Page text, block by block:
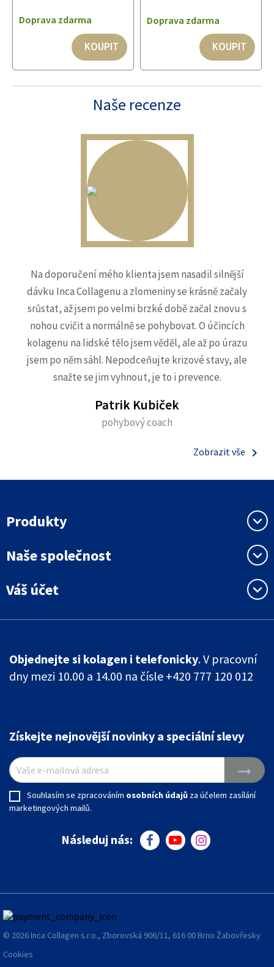
Doprava zdarma
KOUPIT
Doprava zdarma
KOUPIT
Naše recenze
Na doporučení mého klienta jsem nasadil silnější
dávku Inca Collagenu a zlomeniny se krásně začaly
srůstat, až jsem po velmi brzké době začal znovu s
nohou cvičit a normálně se pohybovat. O účincích
kolagenu na lidské tělo jsem věděl, ale až po úrazu
jsem po něm sáhl. Nepodceňujte krizové stavy, ale
snažte se jim vyhnout, je to i prevence.
Patrik Kubiček
pohybový coach
Zobrazit vše keyboard_arrow_right
Produkty keyboard_arrow_down
Naše společnost keyboard_arrow_down
Váš účet keyboard_arrow_down
Objednejte si kolagen i telefonicky. V pracovní
dny mezi 10.00 a 14.00 na čísle +420 777 120 012
Získejte nejnovější novinky a speciální slevy
arrow_right_alt
Souhlasím se zpracováním osobních údajů za účelem zasílání
marketingových mailů.
Následuj nás: facebook youtube instagram
© 2026 Inca Collagen s.r.o., Zborovská 906/11, 616 00 Brno Žabovřesky
Cookies